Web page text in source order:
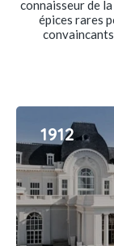
connaisseur de
épices rares
1912